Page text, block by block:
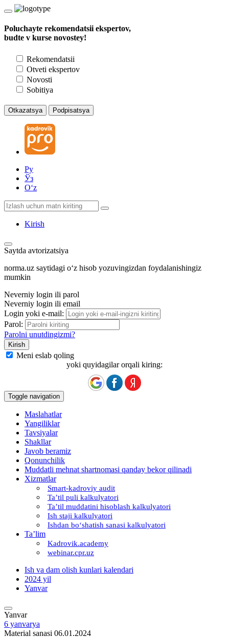
Poluchayte rekomendatsii ekspertov,
budte v kurse novostey!
Rekomendatsii
Otveti ekspertov
Novosti
Sobitiya
Otkazatsya Podpisatsya
Ру
Ўз
Oʻz
Kirish
Saytda avtorizatsiya
norma.uz saytidagi oʻz hisob yozuvingizdan foydalanishingiz
mumkin
Neverniy login ili parol
Neverniy login ili email
Login yoki e-mail:
Parol:
Parolni unutdingizmi?
Meni eslab qoling
yoki quyidagilar orqali kiring:
Toggle navigation
Maslahatlar
Yangiliklar
Tavsiyalar
Shakllar
Javob beramiz
Qonunchilik
Muddatli mehnat shartnomasi qanday bekor qilinadi
Xizmatlar
Smart-kadroviy audit
Ta’til puli kalkulyatori
Ta’til muddatini hisoblash kalkulyatori
Ish staji kalkulyatori
Ishdan boʻshatish sanasi kalkulyatori
Ta’lim
Kadrovik.academy
webinar.cpr.uz
Ish va dam olish kunlari kalendari
2024 yil
Yanvar
Yanvar
6 yanvarya
Material sanasi 06.01.2024